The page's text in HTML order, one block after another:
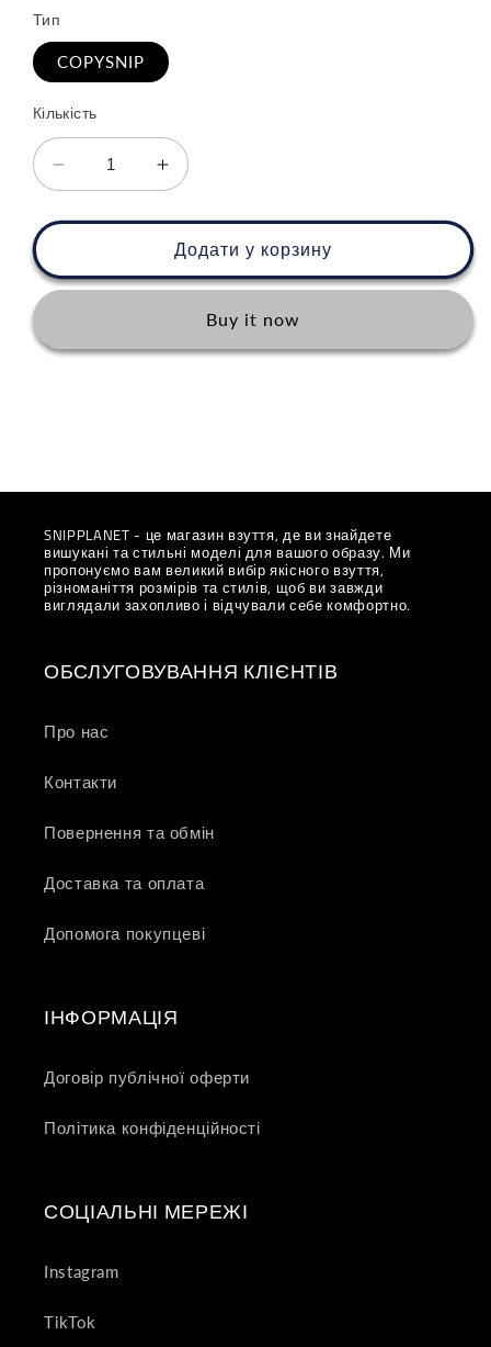
Тип
COPYSNIP
Кількість
Зменшити
кількість
для
Air
More
Збільшити
кількість
для
Nike
Air
More
Uptempo
Додати у корзину
Buy it now
SNIPPLANET - це магазин взуття, де ви знайдете
вишукані та стильні моделі для вашого образу. Ми
пропонуємо вам великий вибір якісного взуття,
різноманіття розмірів та стилів, щоб ви завжди
виглядали захопливо і відчували себе комфортно.
ОБСЛУГОВУВАННЯ КЛІЄНТІВ
Про нас
Контакти
Повернення та обмін
Доставка та оплата
Допомога покупцеві
ІНФОРМАЦІЯ
Договір публічної оферти
Політика конфіденційності
СОЦІАЛЬНІ МЕРЕЖІ
Instagram
TikTok